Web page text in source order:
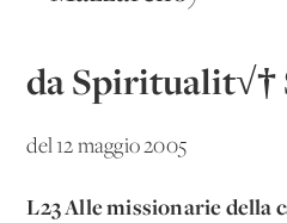
da Spiritualit√†
del 12 maggio 2005
L23 Alle missionarie della